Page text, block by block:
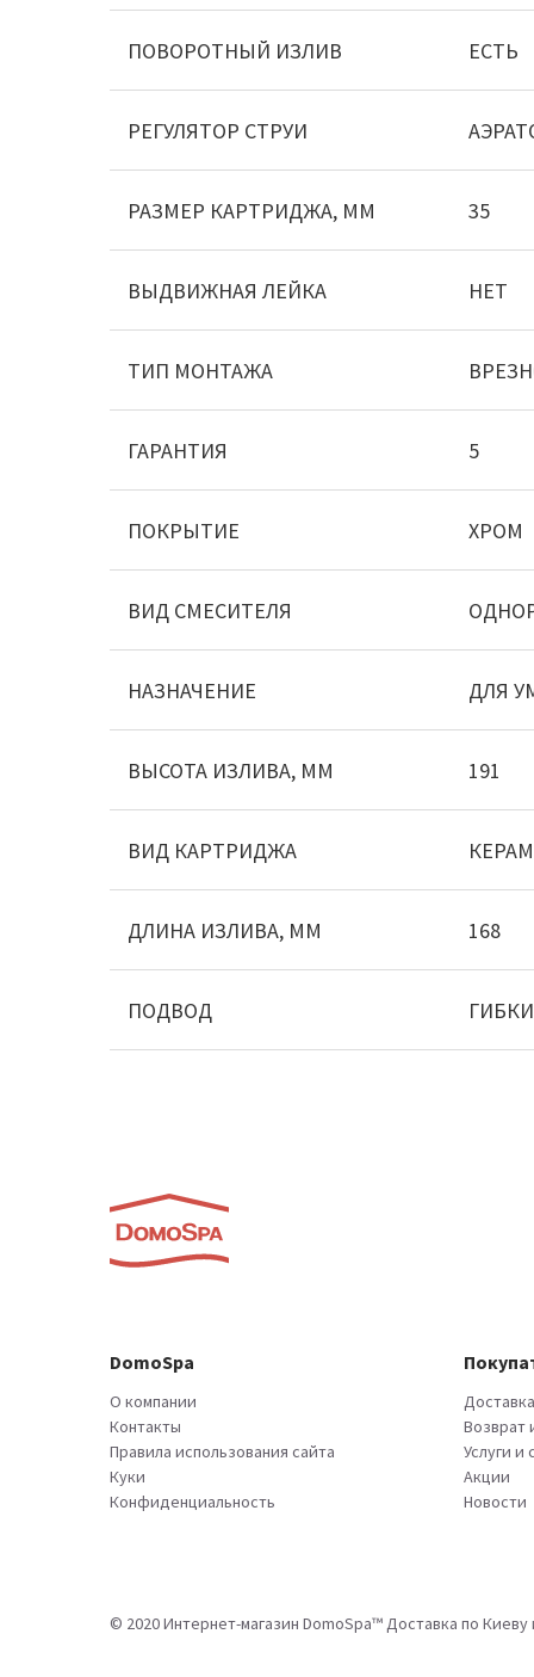
ПОВОРОТНЫЙ ИЗЛИВ ЕСТЬ
РЕГУЛЯТОР СТРУИ
РАЗМЕР КАРТРИДЖА, ММ 35
ВЫДВИЖНАЯ ЛЕЙКА НЕТ
ТИП МОНТАЖА
ГАРАНТИЯ 5
ПОКРЫТИЕ ХРОМ
ВИД СМЕСИТЕЛЯ
НАЗНАЧЕНИЕ ДЛЯ
ВЫСОТА ИЗЛИВА, ММ 191
ВИД КАРТРИДЖА
ДЛИНА ИЗЛИВА, ММ 168
ПОДВОД
DomoSpa
О компании
Контакты
Правила использования сайта
Куки
Конфиденциальность
Возврат
Услуги и
Акции
Новости
© 2020 Интернет-магазин DomoSpa™ Доставка по